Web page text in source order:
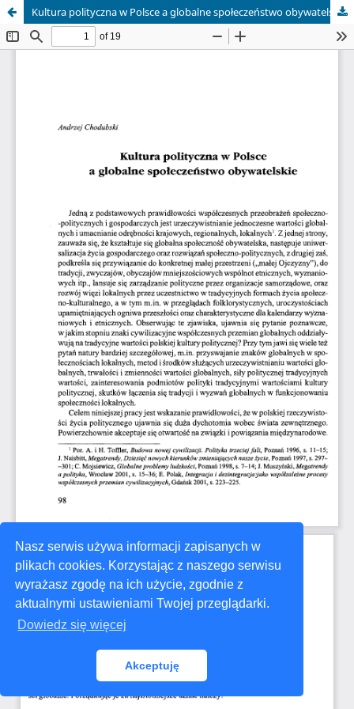
Nasz serwis używa informacji zapisanych w
plikach cookies. Korzystając z naszego serwisu
wyrażasz zgodę na ich użycie, zgodnie z
aktualnymi ustawieniami Twojej przeglądarki.
Dowiedz się więcej
Akceptuję
Kultura polityczna w Polsce a globalne społeczeństwo obywatelskie